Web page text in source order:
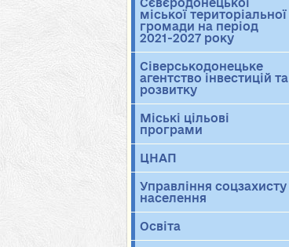
Сєвєродонецької
міської територіальної
громади на період
2021-2027 року
Сіверськодонецьке
агентство інвестицій та
розвитку
Міські цільові
програми
ЦНАП
Управління соцзахисту
населення
Освіта